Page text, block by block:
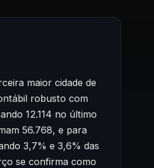
maior cidade de
robusto com
12.114 no último
56.768, e para
3,7% e 3,6% das
se confirma como